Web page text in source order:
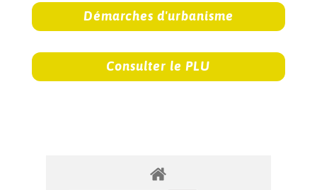
Démarches d'urbanisme
Consulter le PLU